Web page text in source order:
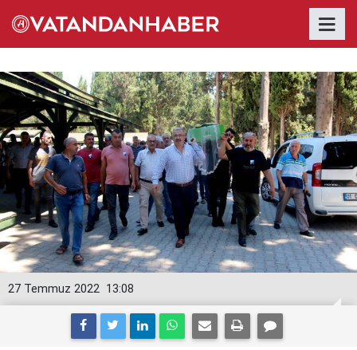
13:08
27 Temmuz 2022